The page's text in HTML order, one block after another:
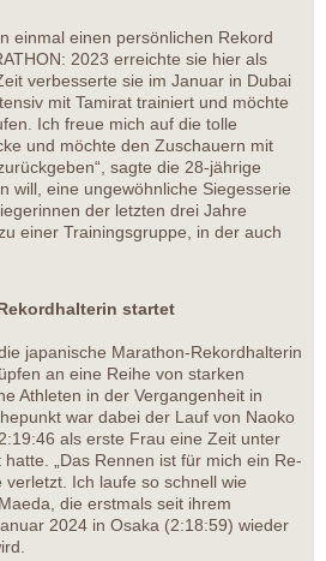
einmal einen persönlichen Rekord
2023 erreichte sie hier als
verbesserte sie im Januar in Dubai
mit Tamirat trainiert und möchte
Ich freue mich auf die tolle
und möchte den Zuschauern mit
sagte die 28-jährige
will, eine ungewöhnliche Siegesserie
der letzten drei Jahre
einer Trainingsgruppe, in der auch
startet
japanische Marathon-Rekordhalterin
an eine Reihe von starken
Athleten in der Vergangenheit in
war dabei der Lauf von Naoko
als erste Frau eine Zeit unter
„Das Rennen ist für mich ein Re-
Ich laufe so schnell wie
die erstmals seit ihrem
2024 in Osaka (2:18:59) wieder